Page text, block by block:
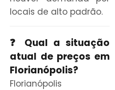
locais de alto padrão.
❓ Qual a situação
atual de preços em
Florianópolis?
Florianópolis